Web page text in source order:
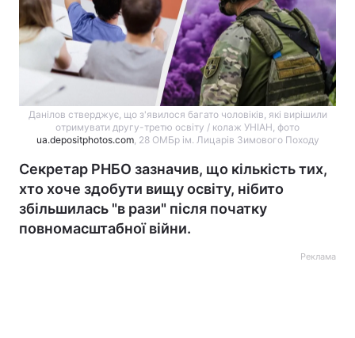
Данілов стверджує, що з'явилося багато чоловіків, які вирішили
отримувати другу-третю освіту / колаж УНІАН, фото
ua.depositphotos.com, 28 ОМБр ім. Лицарів Зимового Походу
Секретар РНБО зазначив, що кількість тих,
хто хоче здобути вищу освіту, нібито
збільшилась "в рази" після початку
повномасштабної війни.
Реклама